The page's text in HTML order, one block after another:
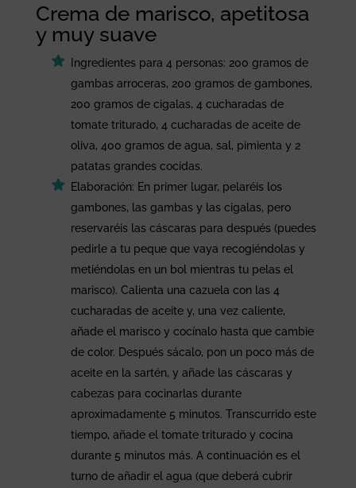
Crema de marisco, apetitosa
y muy suave
Ingredientes para 4 personas: 200 gramos de
gambas arroceras, 200 gramos de gambones,
200 gramos de cigalas, 4 cucharadas de
tomate triturado, 4 cucharadas de aceite de
oliva, 400 gramos de agua, sal, pimienta y 2
patatas grandes cocidas.
Elaboración: En primer lugar, pelaréis los
gambones, las gambas y las cigalas, pero
reservaréis las cáscaras para después (puedes
pedirle a tu peque que vaya recogiéndolas y
metiéndolas en un bol mientras tu pelas el
marisco). Calienta una cazuela con las 4
cucharadas de aceite y, una vez caliente,
añade el marisco y cocínalo hasta que cambie
de color. Después sácalo, pon un poco más de
aceite en la sartén, y añade las cáscaras y
cabezas para cocinarlas durante
aproximadamente 5 minutos. Transcurrido este
tiempo, añade el tomate triturado y cocina
durante 5 minutos más. A continuación es el
turno de añadir el agua (que deberá cubrir